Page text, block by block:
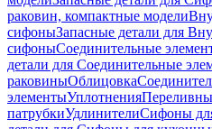
раковин, компактные модели
сифоныЗапасные детали для
сифоныСоединительные
детали для Соединительные
раковиныОблицовка
элементыУплотнения
патрубкиУдлинителиСифоны